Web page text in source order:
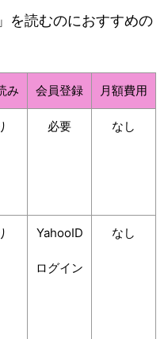
を読むのにおすすめの
み 会員登録 月額費用
必要 なし
YahooID
ログイン
なし